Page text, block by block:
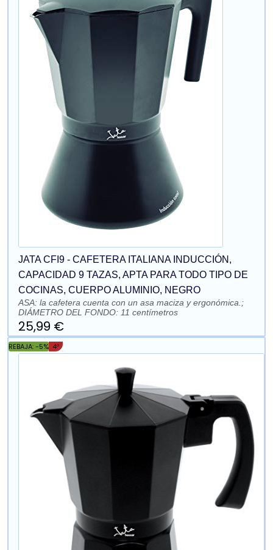
JATA CFI9 - CAFETERA ITALIANA INDUCCIÓN,
CAPACIDAD 9 TAZAS, APTA PARA TODO TIPO DE
COCINAS, CUERPO ALUMINIO, NEGRO
ASA: la cafetera cuenta con un asa maciza y ergonómica.;
DIÁMETRO DEL FONDO: 11 centímetros
25,99 €
REBAJA: -5% 4º